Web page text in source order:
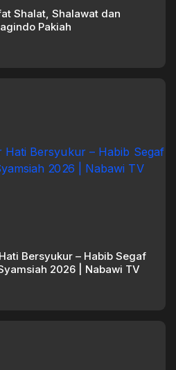
Shalat, Shalawat dan
Pakiah
Bersyukur – Habib Segaf
2026 | Nabawi TV